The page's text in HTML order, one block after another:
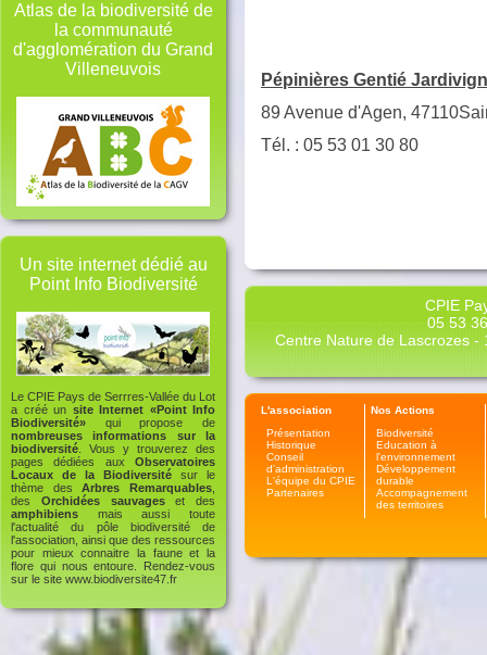
Atlas de la biodiversité de
la communauté
d'agglomération du Grand
Villeneuvois
Un site internet dédié au
Point Info Biodiversité
Le CPIE Pays de Serrres-Vallée du Lot
a créé un site Internet «Point Info
Biodiversité» qui propose de
nombreuses informations sur la
biodiversité . Vous y trouverez des
pages dédiées aux Observatoires
Locaux de la Biodiversité sur le
thème desArbres Remarquables
des Orchidées sauvageset des
amphibiens mais aussi toute
l'actualité du pôle biodiversité de
l'association, ainsi que des ressources
pour mieux connaitre la faune et la
flore qui nous entoure. Rendez-vous
sur le site www.biodiversite47.fr
Pépinières Gentié
89 Avenue d'Agen,
Tél. : 05 53 01 30 80
CPIE
05 53
Centre Nature de Lascrozes -
L'association
Présentation
Historique
Conseil
d'administration
L'équipe du CPIE
Partenaires
Nos Actions
Biodiversité
Education à
l'environnement
Développement
durable
Accompagnement
des territoires